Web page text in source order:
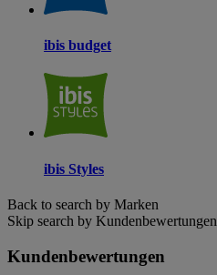
ibis budget
ibis Styles
Back to search by Marken
Skip search by Kundenbewertungen
Kundenbewertungen